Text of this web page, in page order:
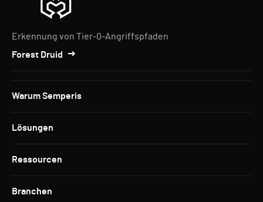
Erkennung von Tier-0-Angriffspfaden
Forest Druid
Warum Semperis
Lösungen
Ressourcen
Branchen